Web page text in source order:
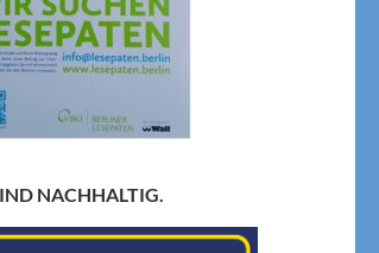
NACHHALTIG.